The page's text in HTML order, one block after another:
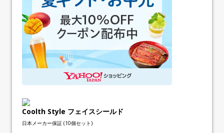
Coolth Style フェイスシールド
日本メーカー保証 (10個セット)